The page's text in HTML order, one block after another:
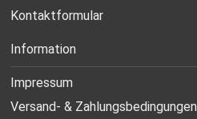
Kontaktformular
Information
Impressum
Versand- & Zahlungsbedingungen